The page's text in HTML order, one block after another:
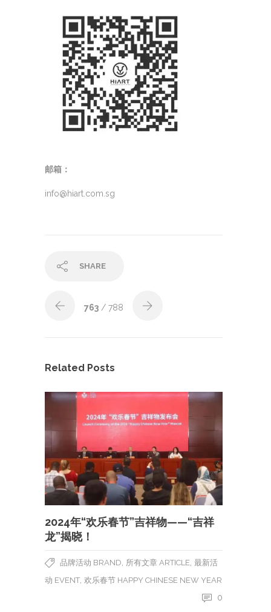
邮箱：
info@hiart.com.sg
SHARE
763 / 788
Related Posts
2024年“欢乐春节”吉祥物——“吉祥
龙”揭晓！
品牌活动 BRAND 所有文章 ARTICLE 最新活
动 EVENT 欢乐春节 HAPPY CHINESE NEW YEAR
0